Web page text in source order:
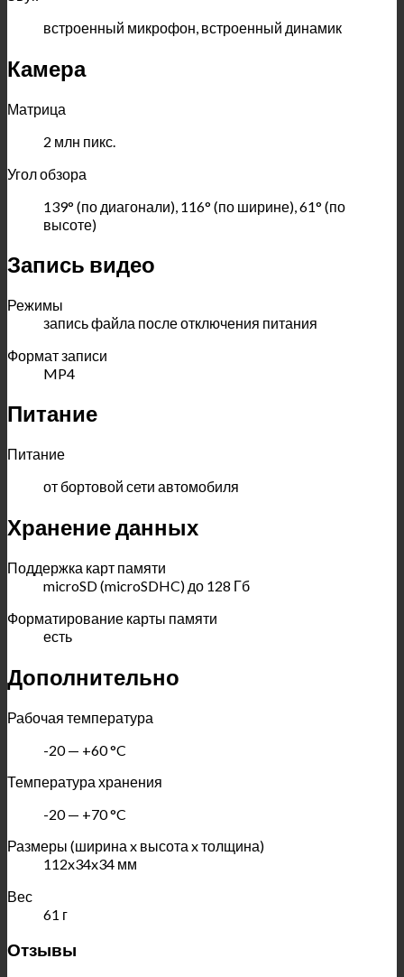
встроенный микрофон, встроенный динамик
Камера
Матрица
2 млн пикс.
Угол обзора
139° (по диагонали), 116° (по ширине), 61° (по
высоте)
Запись видео
Режимы
запись файла после отключения питания
Формат записи
MP4
Питание
Питание
от бортовой сети автомобиля
Хранение данных
Поддержка карт памяти
microSD (microSDHC) до 128 Гб
Форматирование карты памяти
есть
Дополнительно
Рабочая температура
-20 — +60 °C
Температура хранения
-20 — +70 °C
Размеры (ширина x высота x толщина)
112x34x34 мм
Вес
61 г
Отзывы